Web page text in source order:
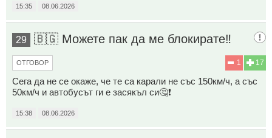
15:35 08.06.2026
29 🇧🇬 Можете пак да ме блокирате‼️
17
1
ОТГОВОР
Сега да не се окаже, че те са карали не със 150км/ч, а със
50км/ч и автобусът ги е засякъл си🤔❗
15:38 08.06.2026